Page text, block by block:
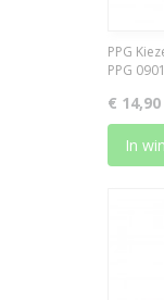
PPG
PPG
€ 14,90
In